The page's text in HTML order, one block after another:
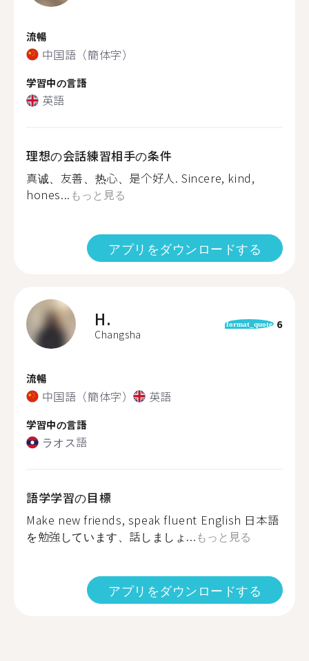
流暢
中国語（簡体字）
学習中の言語
英語
理想の会話練習相手の条件
真诚、友善、热心、是个好人. Sincere, kind,
hones... もっと見る
アプリをダウンロードする
H.
Changsha
format_quote 6
流暢
中国語（簡体字） 英語
学習中の言語
ラオス語
語学学習の目標
Make new friends, speak fluent English 日本語
を勉強しています、話しましょ...もっと見る
アプリをダウンロードする